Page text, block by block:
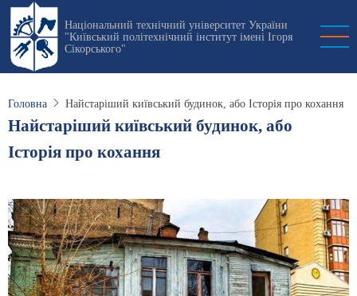
Перейти
основного
вмісту
Національний технічний університет України
"Київський політехнічний інститут імені Ігоря
Сікорського"
Головна Найстаріший київський будинок, або Історія про кохання
Найстаріший київський будинок, або
Історія про кохання